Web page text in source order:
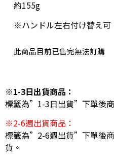
約155g
※ハンドル左右付け替え可
此商品目前已售完無法訂購
※1-3日出貨商品：
標籤為”1-3日出貨”下單後
※2-6週出貨商品：
標籤為”2-6週出貨”下單後
貨。